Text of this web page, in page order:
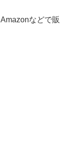
などで販